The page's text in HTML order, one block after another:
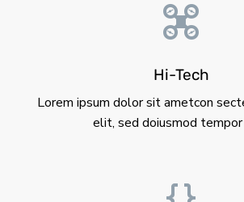
Hi-Tech
Lorem ipsum dolor sit ametcon
elit, sed doiusmod tempor